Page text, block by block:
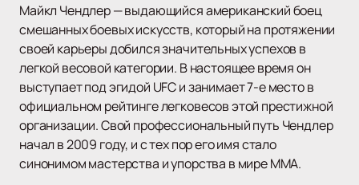
Майкл Чендлер — выдающийся американский боец
смешанных боевых искусств, который на протяжении
своей карьеры добился значительных успехов в
легкой весовой категории. В настоящее время он
выступает под эгидой UFC и занимает 7-е место в
официальном рейтинге легковесов этой престижной
организации. Свой профессиональный путь Чендлер
начал в 2009 году, и с тех пор его имя стало
синонимом мастерства и упорства в мире ММА.